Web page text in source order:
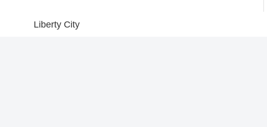
Liberty City